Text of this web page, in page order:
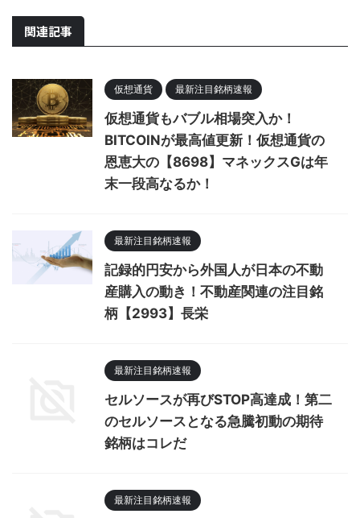
関連記事
仮想通貨 最新注目銘柄速報
仮想通貨もバブル相場突入か！
BITCOINが最高値更新！仮想通貨の
恩恵大の【8698】マネックスGは年
末一段高なるか！
最新注目銘柄速報
記録的円安から外国人が日本の不動
産購入の動き！不動産関連の注目銘
柄【2993】長栄
最新注目銘柄速報
セルソースが再びSTOP高達成！第二
のセルソースとなる急騰初動の期待
銘柄はコレだ
最新注目銘柄速報